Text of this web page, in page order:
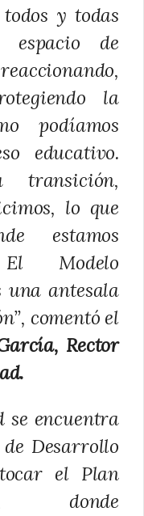
y todas
espacio de
la
podíamos
educativo.
transición,
lo que
estamos
El Modelo
una antesala
comentó el
Rector
se encuentra
Desarrollo
el Plan
donde